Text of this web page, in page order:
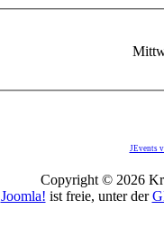
JEvents
Copyright © 2026
Joomla! ist freie, unter der